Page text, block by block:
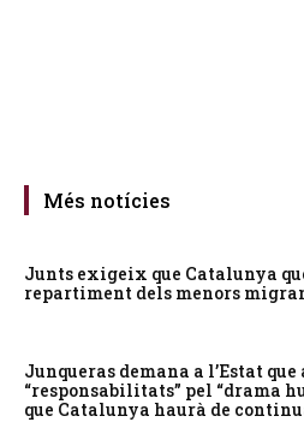
Més notícies
Junts exigeix que Catalunya
repartiment dels menors
Junqueras demana a l’Estat
“responsabilitats” pel “drama
que Catalunya haurà de